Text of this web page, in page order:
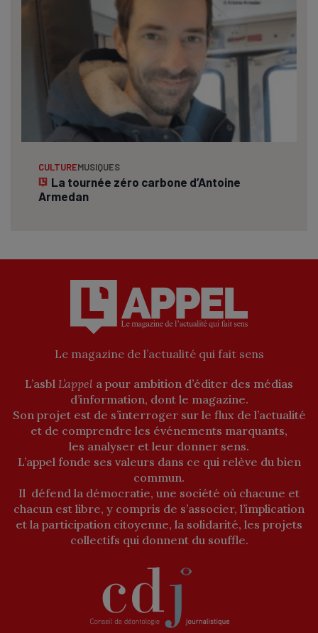
CULTUREMUSIQUES
La tournée zéro carbone d’Antoine
Armedan
Le magazine de l’actualité qui fait sens
L’asbl L’appel a pour ambition d’éditer des médias
d’information, dont le magazine.
Son projet est de s’interroger sur le flux de l’actualité
et de comprendre les événements marquants,
les analyser et leur donner sens.
L’appel fonde ses valeurs dans ce qui relève du bien
commun.
Il défend la démocratie, une société où chacune et
chacun est libre, y compris de s’associer, l’implication
et la participation citoyenne, la solidarité, les projets
collectifs qui donnent du souffle.